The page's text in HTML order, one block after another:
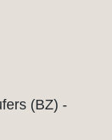
(BZ) -